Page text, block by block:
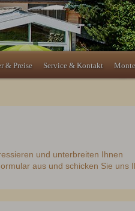
& Preise Service & Kontakt
und unterbreiten Ihnen
aus und schicken Sie uns